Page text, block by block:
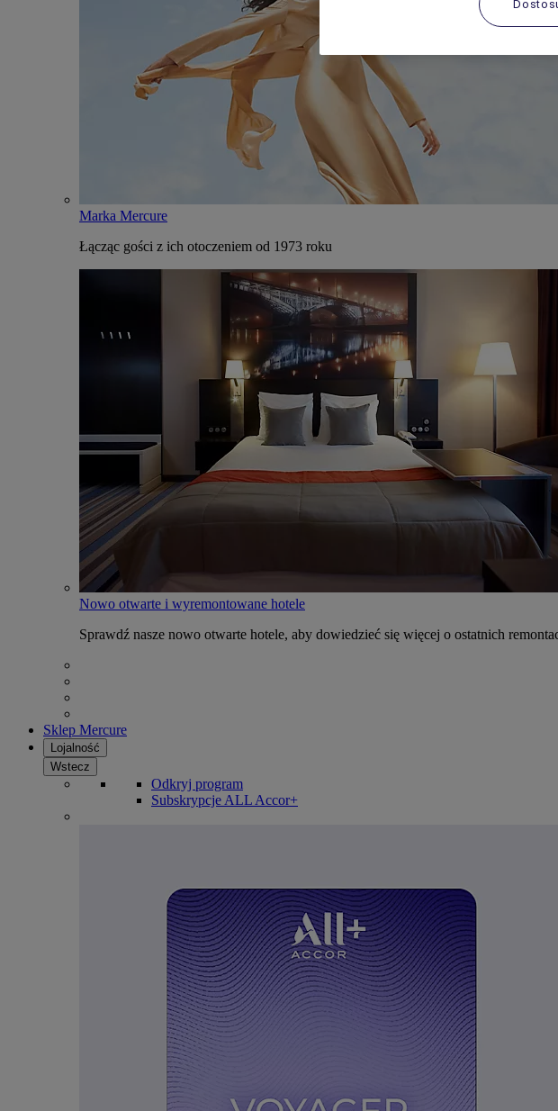
Marka Mercure
Łącząc gości z ich otoczeniem od 1973 roku
Nowo otwarte i wyremontowane hotele
Sprawdź nasze nowo otwarte hotele, aby dowiedzieć się więcej o ostatnich
Sklep Mercure
Lojalność
Wstecz
Odkryj program
Subskrypcje ALL Accor+